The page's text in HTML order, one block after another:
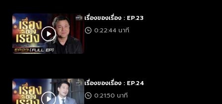
เรื่องของเรื่อง : EP.23
0:22:44 นาที
เรื่องของเรื่อง : EP.24
0:21:50 นาที